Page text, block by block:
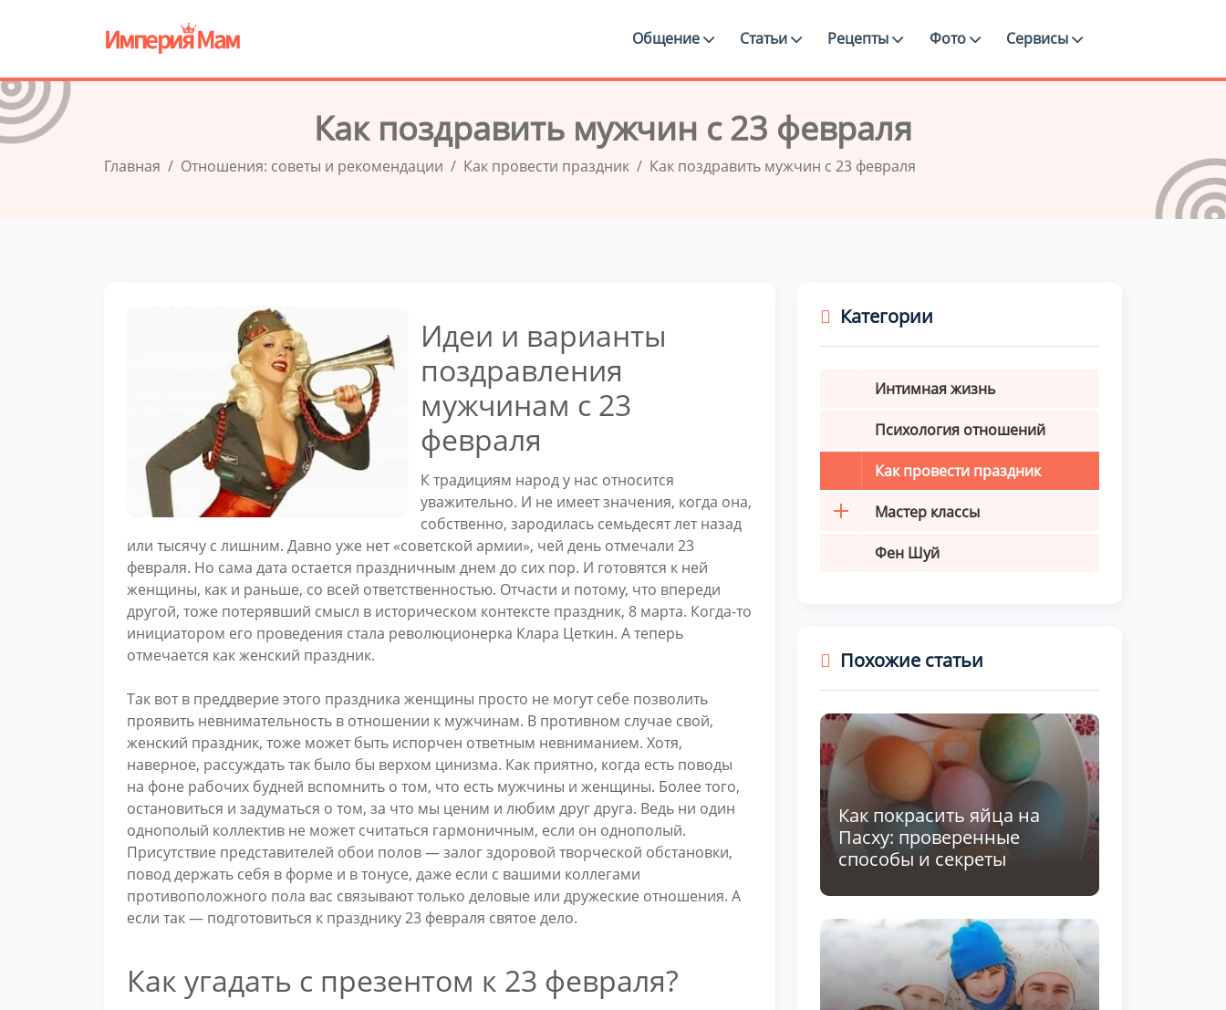
Общение Статьи Рецепты Фото Сервисы
Как поздравить мужчин с 23 февраля
Главная Отношения: советы и рекомендации Как провести праздник Как поздравить мужчин с 23 февраля
Идеи и варианты
поздравления
мужчинам с 23
февраля
К традициям народ у нас относится
уважительно. И не имеет значения, когда она,
собственно, зародилась семьдесят лет назад
или тысячу с лишним. Давно уже нет «советской армии», чей день отмечали 23
февраля. Но сама дата остается праздничным днем до сих пор. И готовятся к ней
женщины, как и раньше, со всей ответственностью. Отчасти и потому, что впереди
другой, тоже потерявший смысл в историческом контексте праздник, 8 марта. Когда-то
инициатором его проведения стала революционерка Клара Цеткин. А теперь
отмечается как женский праздник.
Так вот в преддверие этого праздника женщины просто не могут себе позволить
проявить невнимательность в отношении к мужчинам. В противном случае свой,
женский праздник, тоже может быть испорчен ответным невниманием. Хотя,
наверное, рассуждать так было бы верхом цинизма. Как приятно, когда есть поводы
на фоне рабочих будней вспомнить о том, что есть мужчины и женщины. Более того,
остановиться и задуматься о том, за что мы ценим и любим друг друга. Ведь ни один
однополый коллектив не может считаться гармоничным, если он однополый.
Присутствие представителей обои полов — залог здоровой творческой обстановки,
повод держать себя в форме и в тонусе, даже если с вашими коллегами
противоположного пола вас связывают только деловые или дружеские отношения. А
если так — подготовиться к празднику 23 февраля святое дело.
Как угадать с презентом к 23 февраля?
Категории
Интимная жизнь
Психология отношений
Как провести праздник
Мастер классы
Фен Шуй
Похожие статьи
Как покрасить яйца на
Пасху: проверенные
способы и секреты